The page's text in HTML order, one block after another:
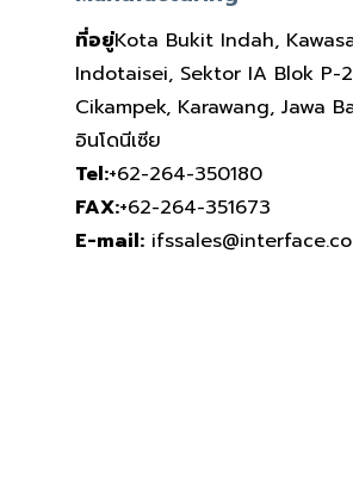
ที่อยู่Kota Bukit Indah,
Indotaisei, Sektor IA Blok P-
Cikampek, Karawang, Jawa
อินโดนีเซีย
Tel:+62-264-350180
FAX:+62-264-351673
E-mail: